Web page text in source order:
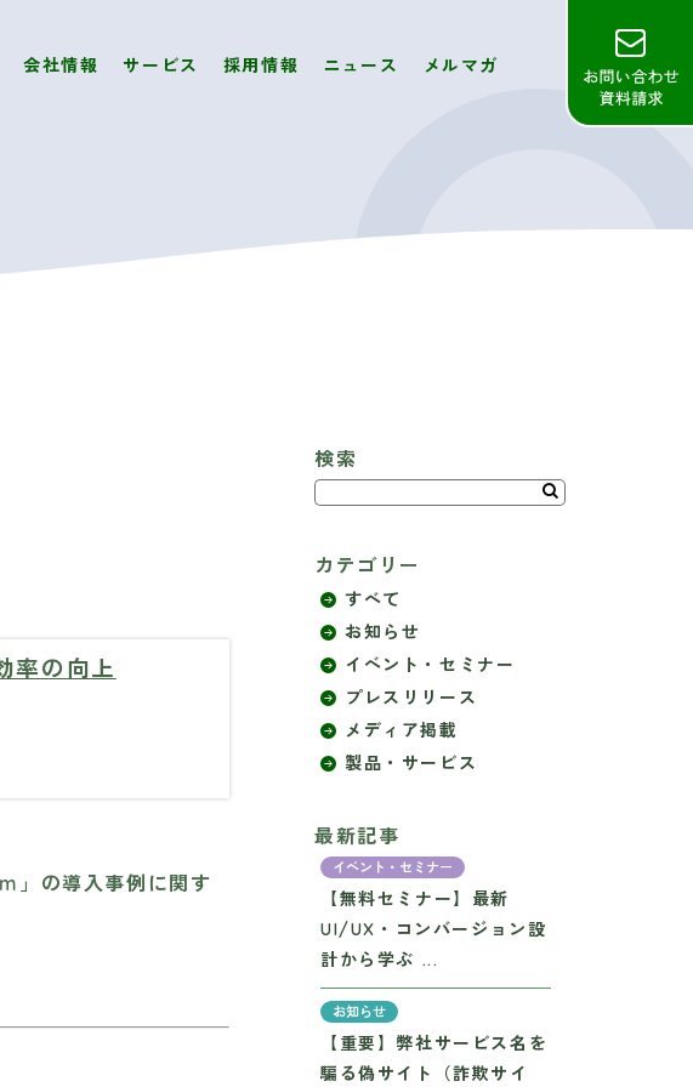
会社情報 サービス 採用情報 ニュース メルマガ
率の向上
」の導入事例に関す
検索
カテゴリー
すべて
お知らせ
イベント・セミナー
プレスリリース
メディア掲載
製品・サービス
最新記事
イベント・セミナー
【無料セミナー】最新
UI/UX・コンバージョン設
計から学ぶ ...
お知らせ
【重要】弊社サービス名を
騙る偽サイト（詐欺サイ